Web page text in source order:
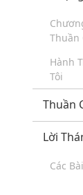
Thuần
Hành
Tôi
Thuần
Lời
Các